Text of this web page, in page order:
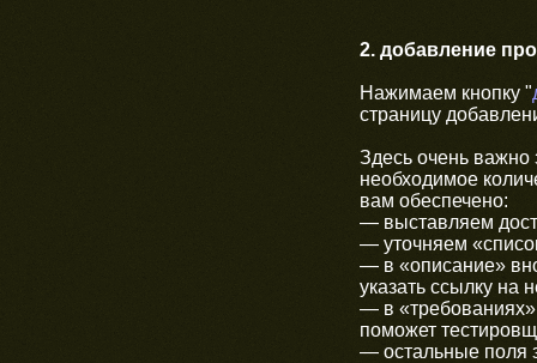
2. добавление
Нажимаем кнопку "
страницу
Здесь очень важно
необходимое
вам обеспечено:
— выставляем
— уточняем
— в «описание»
указать ссылку на
— в «требованиях»
поможет
— остальные поля